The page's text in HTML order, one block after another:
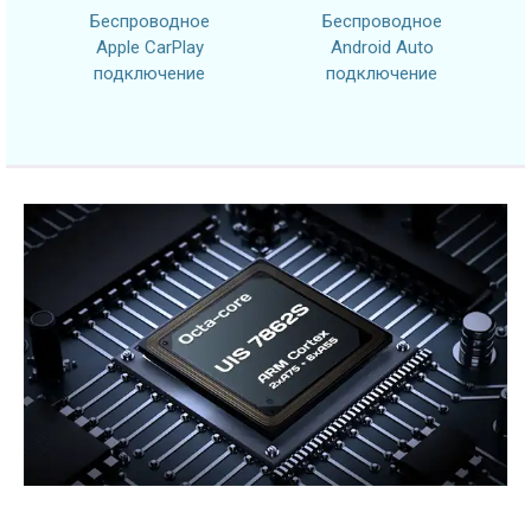
Беспроводное
Apple CarPlay
подключение
Беспроводное
Android Auto
подключение